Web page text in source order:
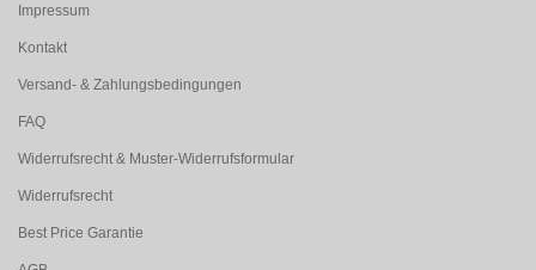
Impressum
Kontakt
Versand- & Zahlungsbedingungen
FAQ
Widerrufsrecht & Muster-Widerrufsformular
Widerrufsrecht
Best Price Garantie